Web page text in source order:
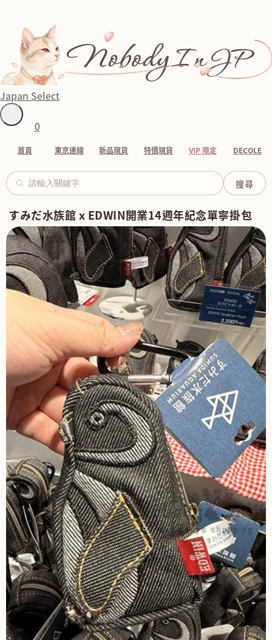
Japan Select
0
首頁 東京連線 新品現貨 特價現貨 VIP 限定 DECOLE
すみだ水族館 x EDWIN開業14週年紀念單寧掛包